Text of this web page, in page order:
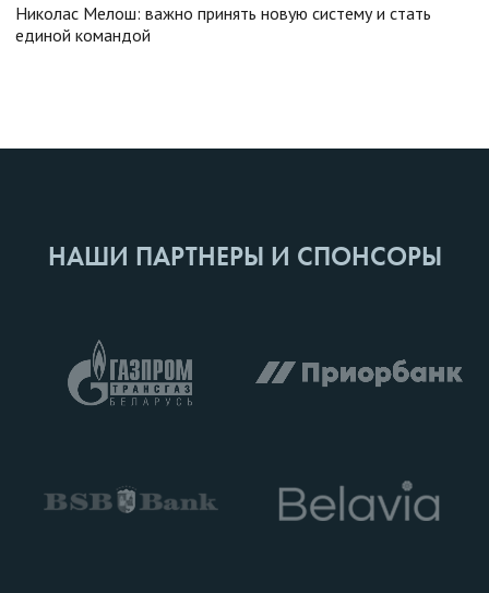
Николас Мелош: важно принять новую систему и стать
единой командой
НАШИ ПАРТНЕРЫ И СПОНСОРЫ